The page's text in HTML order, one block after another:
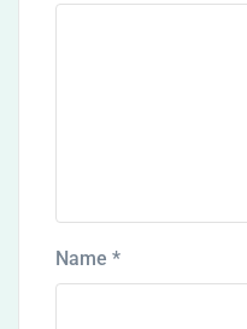
Name *